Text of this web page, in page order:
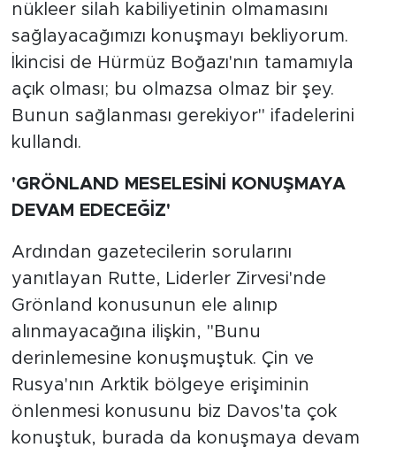
nükleer silah kabiliyetinin olmamasını
sağlayacağımızı konuşmayı bekliyorum.
İkincisi de Hürmüz Boğazı'nın tamamıyla
açık olması; bu olmazsa olmaz bir şey.
Bunun sağlanması gerekiyor" ifadelerini
kullandı.
'GRÖNLAND MESELESİNİ KONUŞMAYA
DEVAM EDECEĞİZ'
Ardından gazetecilerin sorularını
yanıtlayan Rutte, Liderler Zirvesi'nde
Grönland konusunun ele alınıp
alınmayacağına ilişkin, "Bunu
derinlemesine konuşmuştuk. Çin ve
Rusya'nın Arktik bölgeye erişiminin
önlenmesi konusunu biz Davos'ta çok
konuştuk, burada da konuşmaya devam